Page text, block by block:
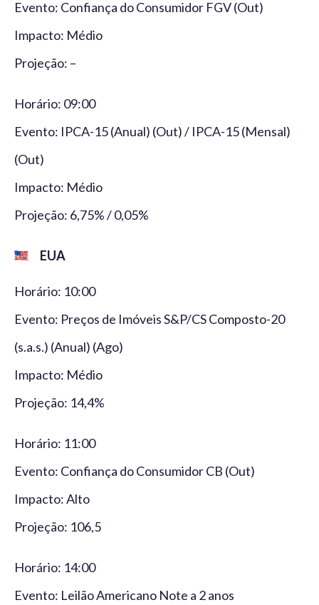
Evento: Confiança do Consumidor FGV (Out)
Impacto: Médio
Projeção: –
Horário: 09:00
Evento: IPCA-15 (Anual) (Out) / IPCA-15 (Mensal)
(Out)
Impacto: Médio
Projeção: 6,75% / 0,05%
EUA
Horário: 10:00
Evento: Preços de Imóveis S&P/CS Composto-20
(s.a.s.) (Anual) (Ago)
Impacto: Médio
Projeção: 14,4%
Horário: 11:00
Evento: Confiança do Consumidor CB (Out)
Impacto: Alto
Projeção: 106,5
Horário: 14:00
Evento: Leilão Americano Note a 2 anos